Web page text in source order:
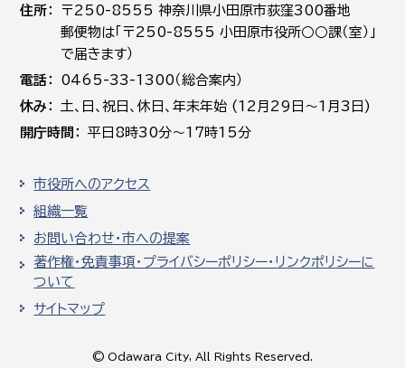
住所
〒250-8555 神奈川県小田原市荻窪300番地
郵便物は「〒250-8555 小田原市役所○○課（室）」
で届きます）
電話
0465-33-1300（総合案内）
休み
土､日､祝日、休日、年末年始 (12月29日～1月3日)
開庁時間
平日8時30分～17時15分
市役所へのアクセス
組織一覧
お問い合わせ・市への提案
著作権・免責事項・プライバシーポリシー・リンクポリシーに
ついて
サイトマップ
© Odawara City, All Rights Reserved.